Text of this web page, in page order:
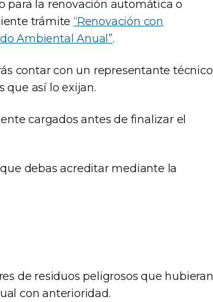
para la renovación automática o
trámite “Renovación con
Ambiental Anual”.
contar con un representante técnico
así lo exijan.
cargados antes de finalizar el
debas acreditar mediante la
de residuos peligrosos que hubieran
con anterioridad.